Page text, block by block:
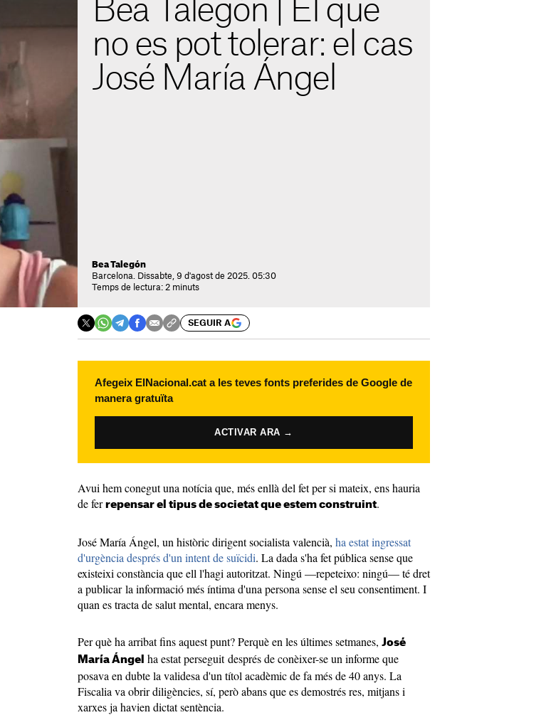
Bea Talegón | El que
no es pot tolerar: el cas
José María Ángel
Bea Talegón
Barcelona. Dissabte, 9 d'agost de 2025. 05:30
Temps de lectura: 2 minuts
SEGUIR A
Afegeix ElNacional.cat a les teves fonts preferides de Google de
manera gratuïta
ACTIVAR ARA →
Avui hem conegut una notícia que, més enllà del fet per si mateix, ens hauria
de fer repensar el tipus de societat que estem construint.
José María Ángel, un històric dirigent socialista valencià, ha estat ingressat
d'urgència després d'un intent de suïcidi. La dada s'ha fet pública sense que
existeixi constància que ell l'hagi autoritzat. Ningú —repeteixo: ningú— té dret
a publicar la informació més íntima d'una persona sense el seu consentiment. I
quan es tracta de salut mental, encara menys.
Per què ha arribat fins aquest punt? Perquè en les últimes setmanes, José
María Ángel ha estat perseguit després de conèixer-se un informe que
posava en dubte la validesa d'un títol acadèmic de fa més de 40 anys. La
Fiscalia va obrir diligències, sí, però abans que es demostrés res, mitjans i
xarxes ja havien dictat sentència.